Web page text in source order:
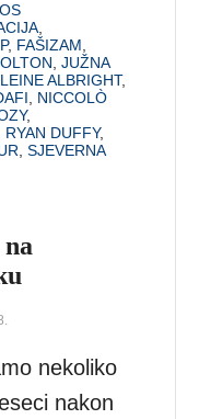
,
, FAŠIZAM,
,JUŽNA
ALBRIGHT,
, NICCOLÒ
,
RYAN DUFFY,
,SJEVERNA
nekoliko
nakon